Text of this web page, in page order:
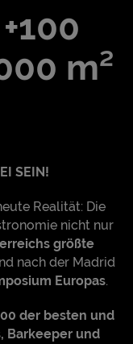
m²
SEIN!
Realität: Die
nicht nur
größte
nach der Madrid
Europas.
der besten und
Barkeeper und